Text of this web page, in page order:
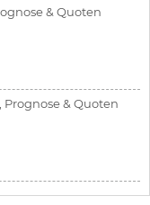
& Quoten
& Quoten